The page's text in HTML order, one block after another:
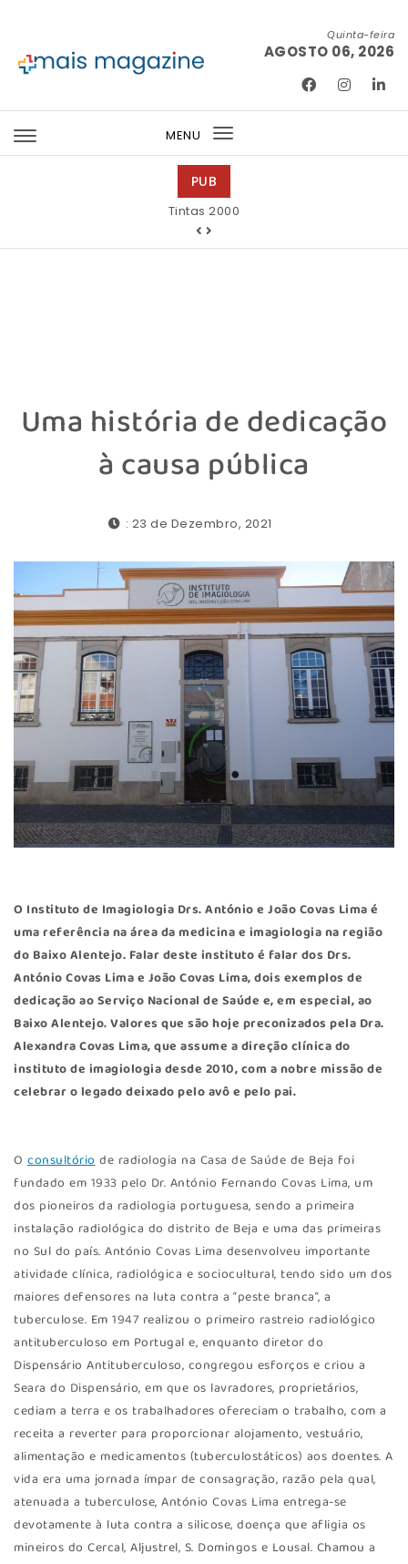
Quinta-feira
AGOSTO 06, 2026
MENU
Toggle
PUB
Tintas 2000
Uma história de dedicação
à causa pública
: 23 de Dezembro, 2021
O Instituto de Imagiologia Drs. António e João Covas Lima é
uma referência na área da medicina e imagiologia na região
do Baixo Alentejo. Falar deste instituto é falar dos Drs.
António Covas Lima e João Covas Lima, dois exemplos de
dedicação ao Serviço Nacional de Saúde e, em especial, ao
Baixo Alentejo. Valores que são hoje preconizados pela Dra.
Alexandra Covas Lima, que assume a direção clínica do
instituto de imagiologia desde 2010, com a nobre missão de
celebrar o legado deixado pelo avô e pelo pai.
O consultóriode radiologia na Casa de Saúde de Beja foi
fundado em 1933 pelo Dr. António Fernando Covas Lima, um
dos pioneiros da radiologia portuguesa, sendo a primeira
instalação radiológica do distrito de Beja e uma das primeiras
no Sul do país. António Covas Lima desenvolveu importante
atividade clínica, radiológica e sociocultural, tendo sido um dos
maiores defensores na luta contra a “peste branca”, a
tuberculose. Em 1947 realizou o primeiro rastreio radiológico
antituberculoso em Portugal e, enquanto diretor do
Dispensário Antituberculoso, congregou esforços e criou a
Seara do Dispensário, em que os lavradores, proprietários,
cediam a terra e os trabalhadores ofereciam o trabalho, com a
receita a reverter para proporcionar alojamento, vestuário,
alimentação e medicamentos (tuberculostáticos) aos doentes. A
vida era uma jornada ímpar de consagração, razão pela qual,
atenuada a tuberculose, António Covas Lima entrega-se
devotamente à luta contra a silicose, doença que afligia os
mineiros do Cercal, Aljustrel, S. Domingos e Lousal. Chamou a